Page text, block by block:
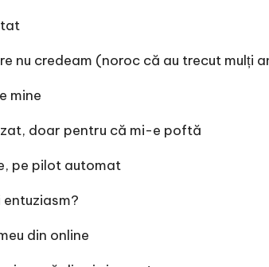
nu credeam (noroc că au trecut mulți
mine
doar pentru că mi-e poftă
pe pilot automat
entuziasm?
din online